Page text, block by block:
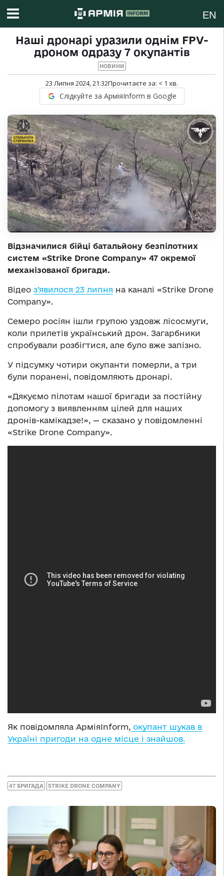
EN
Наші дронарі уразили однім FPV-
дроном одразу 7 окупантів
НОВИНИ
23 Липня 2024, 21:32Прочитаєте за: < 1 хв.
Слідкуйте за АрміяInform в Google
Відзначилися бійці батальйону безпілотних
систем «Strike Drone Companу» 47 окремої
механізованої бригади.
Відео з’явилося 23 липня на каналі «Strike Drone
Companу».
Семеро росіян ішли групою уздовж лісосмуги,
коли прилетів український дрон. Загарбники
спробували розбігтися, але було вже запізно.
У підсумку чотири окупанти померли, а три
були поранені, повідомляють дронарі.
«Дякуємо пілотам нашої бригади за постійну
допомогу з виявленням цілей для наших
дронів-камікадзе!», — сказано у повідомленні
«Strike Drone Companу».
Як повідомляла АрміяInform, окупант шукав в
Україні пригоди на одне місце і знайшов.
47 БРИГАДА STRIKE DRONE COMPANY